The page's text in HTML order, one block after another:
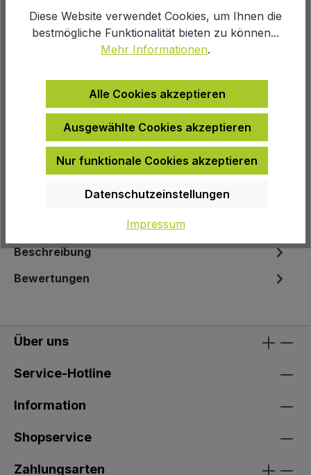
Produkt Anzahl: Gib denIn den Warenkorb
Zur Wunschliste hinzufügen
Produktnummer:100980
4003318621086
Herstellernummer:621086
Beschreibung
Bewertungen
Über uns
Service-Hotline
Information
Shopservice
Zahlungsarten
Diese Website verwendet Cookies, um Ihnen die
bestmögliche Funktionalität bieten zu können...
Mehr Informationen.
Alle Cookies akzeptieren
Ausgewählte Cookies akzeptieren
Nur funktionale Cookies akzeptieren
Datenschutzeinstellungen
Impressum